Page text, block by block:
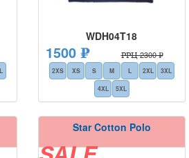
WDH04T18
1500 ₽ РРЦ 2300 ₽
2XS XS S M L 2XL
3XL
4XL
5XL
Star Cotton Polo